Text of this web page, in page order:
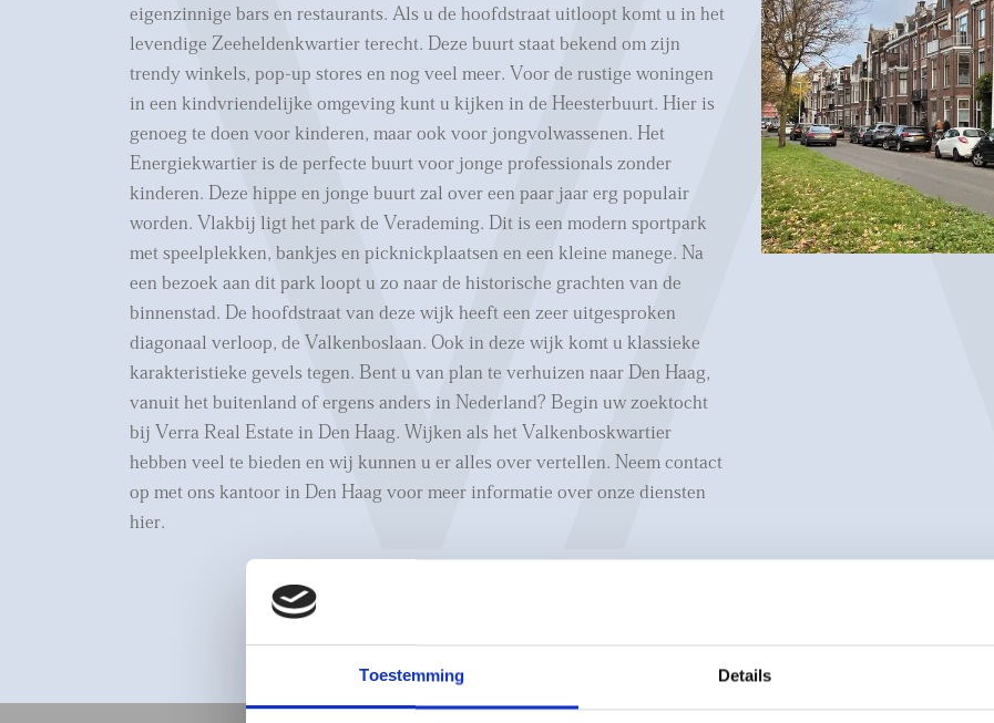
Toestemming Details
eigenzinnige bars en restaurants. Als u de hoofdstraat uitloopt komt u in het
levendige Zeeheldenkwartier terecht. Deze buurt staat bekend om zijn
trendy winkels, pop-up stores en nog veel meer. Voor de rustige woningen
in een kindvriendelijke omgeving kunt u kijken in de Heesterbuurt. Hier is
genoeg te doen voor kinderen, maar ook voor jongvolwassenen. Het
Energiekwartier is de perfecte buurt voor jonge professionals zonder
kinderen. Deze hippe en jonge buurt zal over een paar jaar erg populair
worden. Vlakbij ligt het park de Verademing. Dit is een modern sportpark
met speelplekken, bankjes en picknickplaatsen en een kleine manege. Na
een bezoek aan dit park loopt u zo naar de historische grachten van de
binnenstad. De hoofdstraat van deze wijk heeft een zeer uitgesproken
diagonaal verloop, de Valkenboslaan. Ook in deze wijk komt u klassieke
karakteristieke gevels tegen. Bent u van plan te verhuizen naar Den Haag,
vanuit het buitenland of ergens anders in Nederland? Begin uw zoektocht
bij Verra Real Estate in Den Haag. Wijken als het Valkenboskwartier
hebben veel te bieden en wij kunnen u er alles over vertellen. Neem contact
op met ons kantoor in Den Haag voor meer informatie over onze diensten
hier.